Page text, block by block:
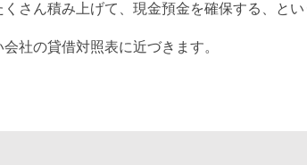
くさん積み上げて、現金預金を確保する、と
社の貸借対照表に近づきます。